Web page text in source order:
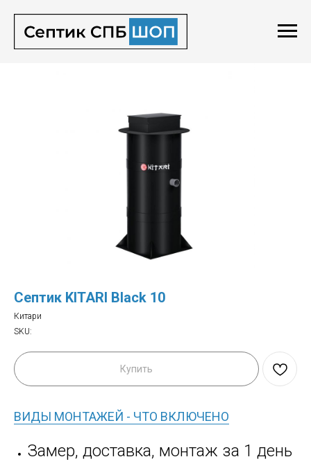
Септик KITARI Black 10
Китари
SKU:
Купить
ВИДЫ МОНТАЖЕЙ - ЧТО ВКЛЮЧЕНО
Замер, доставка, монтаж за 1 день